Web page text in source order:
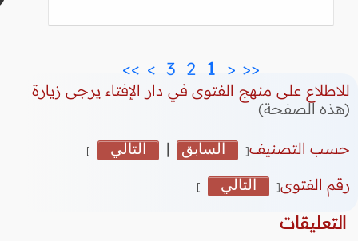
<<
<
>
>>
للاطلاع على منهج الفتوى في دار الإفتاء يرجى زيارة
(هذه الصفحة)
حسب التصنيف[ السابق | التالي ]
رقم الفتوى[ التالي ]
التعليقات